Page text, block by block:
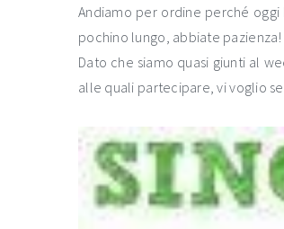
Andiamo per ordine perché
pochino lungo, abbiate pazienza!
Dato che siamo quasi giunti al
alle quali partecipare, vi voglio